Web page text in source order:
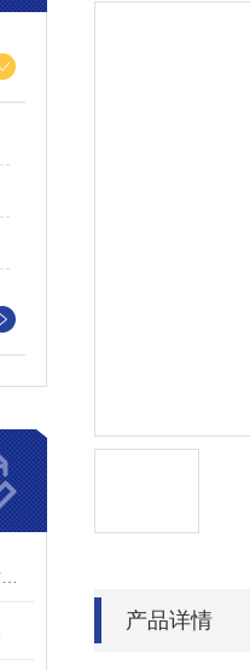
产品详情